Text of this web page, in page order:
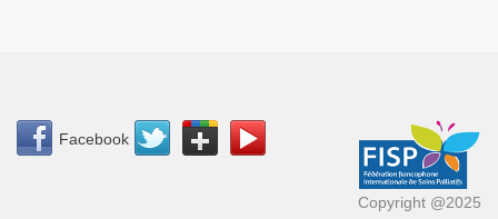
Facebook
Copyright @2025